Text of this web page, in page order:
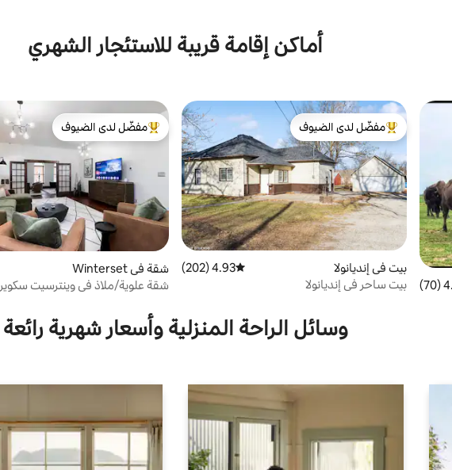
أماكن إقامة قريبة للاستئجار الشهري
4.91 من 5، 70 مراجعات
من أبرز البيوت المفضّلة لدى الضيوف
مفضّل لدى الضيوف
بيت في إنديانولا متوسط التقييم 4.93 من 5، 202 مراجعات
4.93 (202)
بيت ساحر في إنديانولا
من أبرز البيوت المفضّلة لدى الضيوف
مفضّل لدى الضيوف
شقة في Winterset
شقة علوية/ملاذ في وينترسيت سكوير
وسائل الراحة المنزلية وأسعار شهرية رائعة